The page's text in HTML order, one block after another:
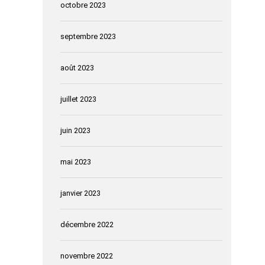
octobre 2023
septembre 2023
août 2023
juillet 2023
juin 2023
mai 2023
janvier 2023
décembre 2022
novembre 2022